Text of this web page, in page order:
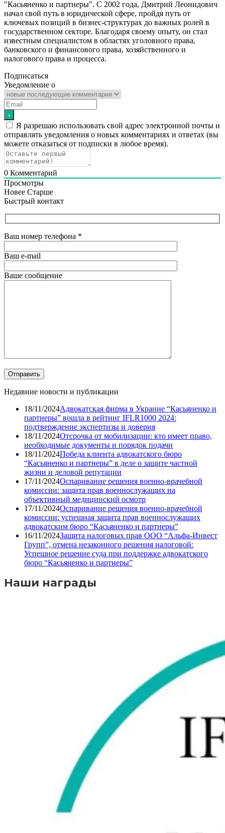
"Касьяненко и партнеры". С 2002 года, Дмитрий Леонидович
начал свой путь в юридической сфере, пройдя путь от
ключевых позиций в бизнес-структурах до важных ролей в
государственном секторе. Благодаря своему опыту, он стал
известным специалистом в областях уголовного права,
банковского и финансового права, хозяйственного и
налогового права и процесса.
Подписаться
Уведомление о
Я разрешаю использовать свой адрес электронной почты и
отправлять уведомления о новых комментариях и ответах (вы
можете отказаться от подписки в любое время).
0 Комментарий
Просмотры
Новее Старше
Быстрый контакт
Ваш номер телефона *
Ваш e-mail
Ваше сообщение
Недавние новости и публикации
18/11/2024Адвокатская фирма в Украине “Касьяненко и
партнеры” вошла в рейтинг IFLR1000 2024:
подтверждение экспертизы и доверия
18/11/2024Отсрочка от мобилизации: кто имеет право,
необходимые документы и порядок подачи
18/11/2024Победа клиента адвокатского бюро
“Касьяненко и партнеры” в деле о защите частной
жизни и деловой репутации
17/11/2024Оспаривание решения военно-врачебной
комиссии: защита прав военнослужащих на
объективный медицинский осмотр
17/11/2024Оспаривание решения военно-врачебной
комиссии: успешная защита прав военнослужащих
адвокатским бюро “Касьяненко и партнеры”
16/11/2024Защита налоговых прав ООО “Альфа-Инвест
Групп”, отмена незаконного решения налоговой:
Успешное решение суда при поддержке адвокатского
бюро “Касьяненко и партнеры”
Наши награды